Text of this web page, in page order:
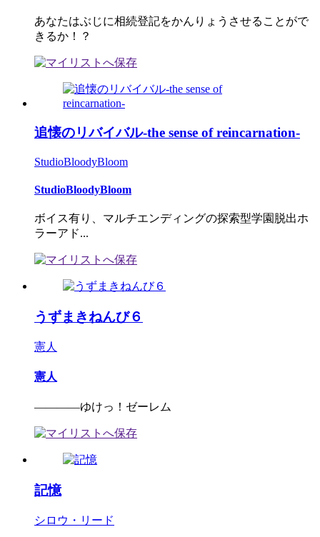
あなたはぶじに相続登記をかんりょうさせることがで
きるか！？
追懐のリバイバル-the sense of reincarnation-
StudioBloodyBloom
StudioBloodyBloom
ボイス有り、マルチエンディングの探索型学園脱出ホ
ラーアド...
うずまきねんび６
憲人
憲人
――――ゆけっ！ゼーレム
記憶
シロウ・リード